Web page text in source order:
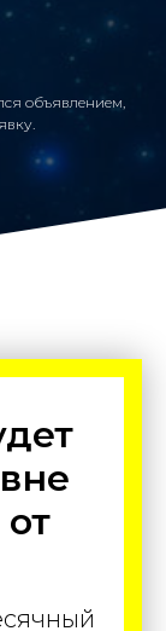
объявлением,